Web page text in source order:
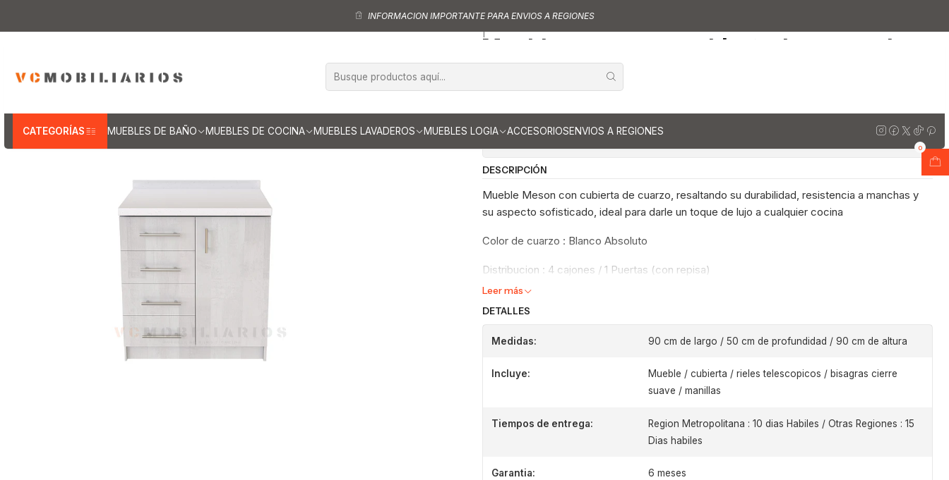
CATEGORÍAS MUEBLES DE BAÑO MUEBLES DE COCINA MUEBLES LAVADEROS MUEBLES LOGIA ACCESORIOSENVIOS A REGIONES
0
INFORMACION IMPORTANTE PARA ENVIOS A REGIONES
Muebles tipo Mesón Mueble tipo Mesón de 90 cm
Mueble meson con cubierta de cuarzo de 90 cm / M1-920 / Legno
|
Mueble meson con cubierta de cuarzo de
90 cm / M1-920 / Legno
DESCRIPCIÓN
Mueble Meson con cubierta de cuarzo, resaltando su durabilidad, resistencia a manchas y
su aspecto sofisticado, ideal para darle un toque de lujo a cualquier cocina
Color de cuarzo : Blanco Absoluto
Distribucion : 4 cajones / 1 Puertas (con repisa)
Leer más
DETALLES
Medidas: 90 cm de largo / 50 cm de profundidad / 90 cm de altura
Incluye:
Mueble / cubierta / rieles telescopicos / bisagras cierre
suave / manillas
Tiempos de entrega:
Region Metropolitana : 10 dias Habiles / Otras Regiones : 15
Dias habiles
Garantia: 6 meses